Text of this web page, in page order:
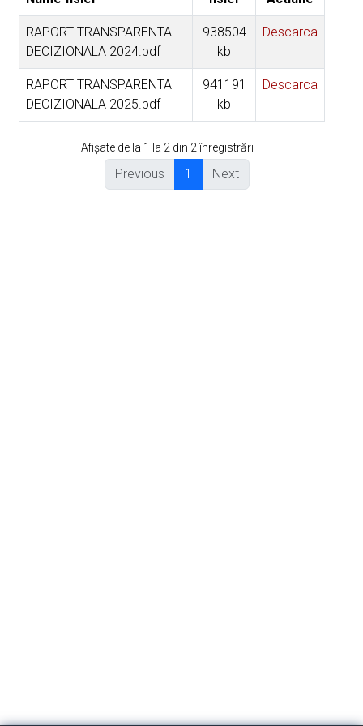
RAPORT TRANSPARENTA
DECIZIONALA 2024.pdf
938504
kb
Descarca
RAPORT TRANSPARENTA
DECIZIONALA 2025.pdf
941191
kb
Descarca
Afișate de la 1 la 2 din 2 înregistrări
Previous 1 Next